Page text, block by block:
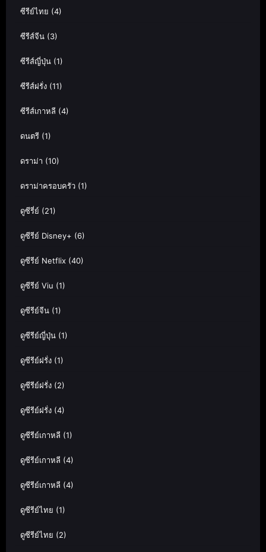
ซีรีย์ไทย (4)
ซีรีส์จีน (3)
ซีรีส์ญี่ปุ่น (1)
ซีรีส์ฝรั่ง (11)
ซีรีส์เกาหลี (4)
ดนตรี (1)
ดราม่า (10)
ดราม่าครอบครัว (1)
ดูซีรี่ย์ (21)
ดูซีรีย์ Disney+ (6)
ดูซีรีย์ Netflix (40)
ดูซีรีย์ Viu (1)
ดูซีรีย์จีน (1)
ดูซีรีย์ญี่ปุ่น (1)
ดูซีรีย์ฝรั่ง (1)
ดูซีรีย์ฝรั่ง (2)
ดูซีรีย์ฝรั่ง (4)
ดูซีรีย์เกาหลี (1)
ดูซีรีย์เกาหลี (4)
ดูซีรีย์เกาหลี (4)
ดูซีรีย์ไทย (1)
ดูซีรีย์ไทย (2)